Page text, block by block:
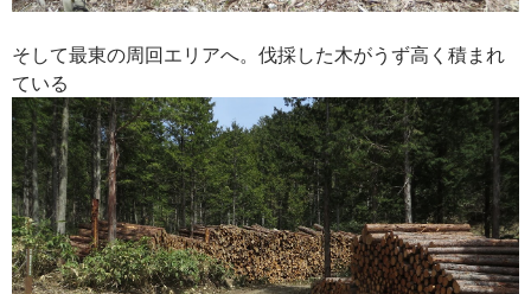
そして最東の周回エリアへ。伐採した木がうず高く積まれ
ている